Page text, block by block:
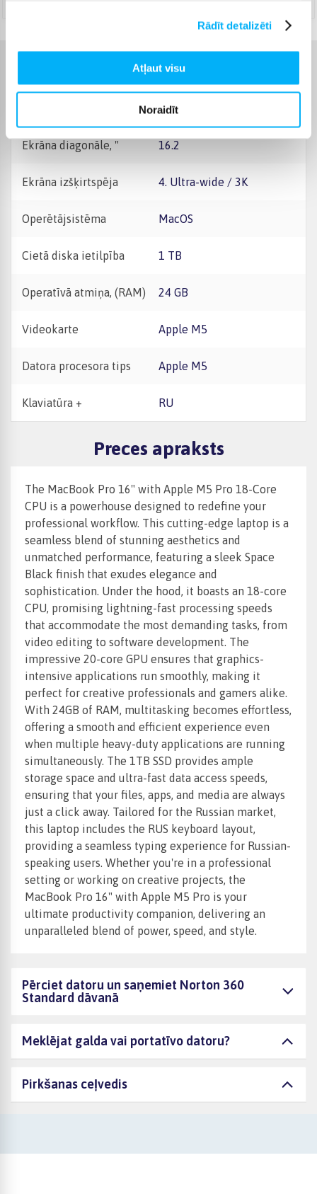
Rādīt detalizēti
Atļaut visu
Noraidīt
Apple
Ekrāna diagonāle, " 16.2
Ekrāna izšķirtspēja 4. Ultra-wide / 3K
Operētājsistēma macOS
Cietā diska ietilpība 1 TB
Operatīvā atmiņa, (RAM) 24 GB
Videokarte Apple M5
Datora procesora tips Apple M5
Klaviatūra + RU
Preces apraksts
The MacBook Pro 16" with Apple M5 Pro 18-Core
CPU is a powerhouse designed to redefine your
professional workflow. This cutting-edge laptop is a
seamless blend of stunning aesthetics and
unmatched performance, featuring a sleek Space
Black finish that exudes elegance and
sophistication. Under the hood, it boasts an 18-core
CPU, promising lightning-fast processing speeds
that accommodate the most demanding tasks, from
video editing to software development. The
impressive 20-core GPU ensures that graphics-
intensive applications run smoothly, making it
perfect for creative professionals and gamers alike.
With 24GB of RAM, multitasking becomes effortless,
offering a smooth and efficient experience even
when multiple heavy-duty applications are running
simultaneously. The 1TB SSD provides ample
storage space and ultra-fast data access speeds,
ensuring that your files, apps, and media are always
just a click away. Tailored for the Russian market,
this laptop includes the RUS keyboard layout,
providing a seamless typing experience for Russian-
speaking users. Whether you're in a professional
setting or working on creative projects, the
MacBook Pro 16" with Apple M5 Pro is your
ultimate productivity companion, delivering an
unparalleled blend of power, speed, and style.
Pērciet datoru un saņemiet Norton 360
Standard dāvanā
Meklējat galda vai portatīvo datoru?
Pirkšanas ceļvedis